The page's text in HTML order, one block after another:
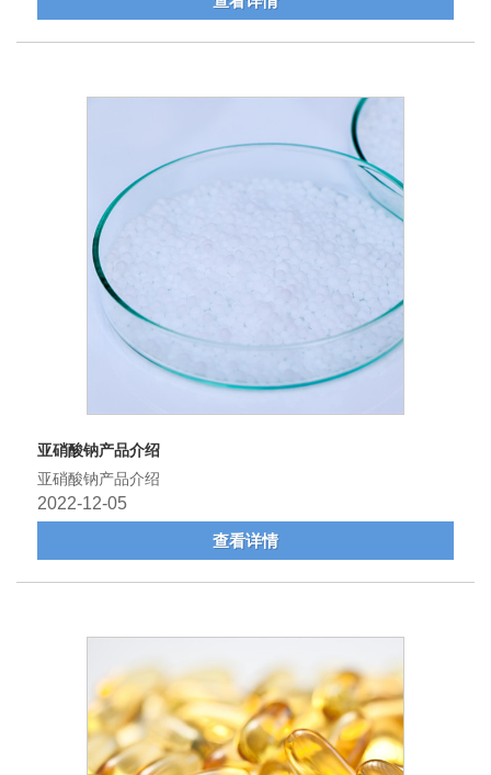
亚硝酸钠产品介绍
亚硝酸钠产品介绍
2022-12-05
查看详情